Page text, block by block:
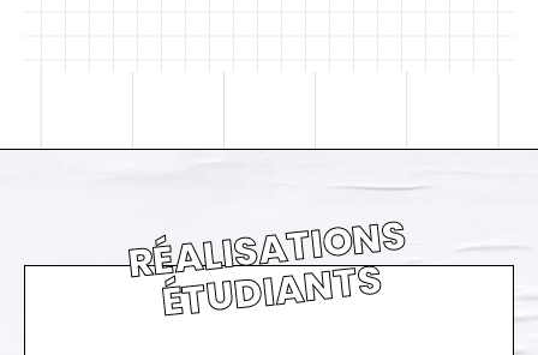
RÉ
ALI
S
A
TI
O
N
S
É
T
U
DI
A
N
T
S